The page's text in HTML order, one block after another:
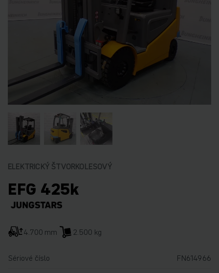
ELEKTRICKÝ ŠTVORKOLESOVÝ
EFG 425k
4.700 mm 2.500 kg
Sériové číslo
FN614966